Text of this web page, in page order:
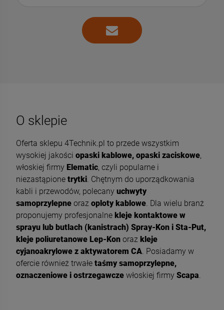
O sklepie
Oferta sklepu 4Technik.pl to przede wszystkim
wysokiej jakości opaski kablowe, opaski zaciskowe,
włoskiej firmy Elematic, czyli popularne i
niezastąpione trytki. Chętnym do uporządkowania
kabli i przewodów, polecany uchwyty
samoprzylepne oraz oploty kablowe. Dla wielu branż
proponujemy profesjonalne kleje kontaktowe w
sprayu lub butlach (kanistrach) Spray-Kon i Sta-Put,
kleje poliuretanowe Lep-Kon oraz kleje
cyjanoakrylowe z aktywatorem CA. Posiadamy w
ofercie również trwałe taśmy samoprzylepne,
oznaczeniowe i ostrzegawcze włoskiej firmy Scapa.